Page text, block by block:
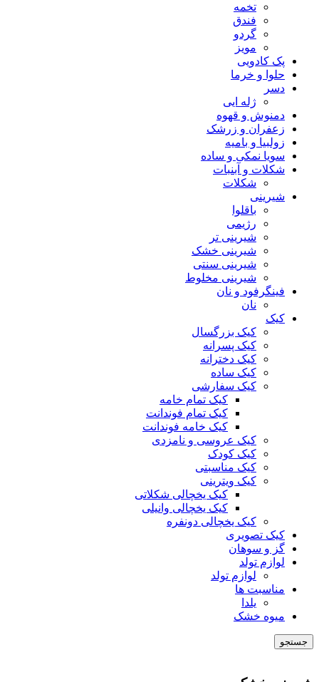
تخمه
فندق
گردو
مویز
پک کادویی
حلوا و خرما
دسر
ژله ایی
دمنوش و قهوه
زعفران و زرشک
زولبیا و بامیه
سویا نمکی و ساده
شکلات‌‌ و آبنبات
شکلات
شیرینی
باقلوا
رژیمی
شیرینی تر
شیرینی خشک
شیرینی سنتی
شیرینی مخلوط
فینگرفود و نان‌
نان
کیک
کیک بزرگسال
کیک پسرانه
کیک دخترانه
کیک ساده
کیک سفارشی
کیک تمام خامه
کیک تمام فوندانت
کیک خامه فوندانت
کیک عروسی و نامزدی
کیک کودک
کیک مناسبتی
کیک ویترینی
کیک یخچالی شکلاتی
کیک یخچالی وانیلی
کیک یخچالی دونفره
کیک تصویری
گز و سوهان
لوازم تولد
لوازم تولد
مناسبت ها
یلدا
میوه خشک
جستجو